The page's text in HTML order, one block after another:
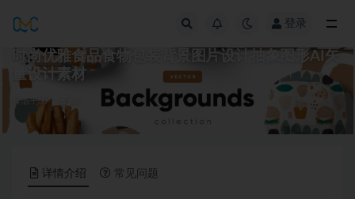
登录
时尚优雅食品食物包装背景图片设计抽象图形AI矢
量设计素材
其他平面
详情介绍 常见问题